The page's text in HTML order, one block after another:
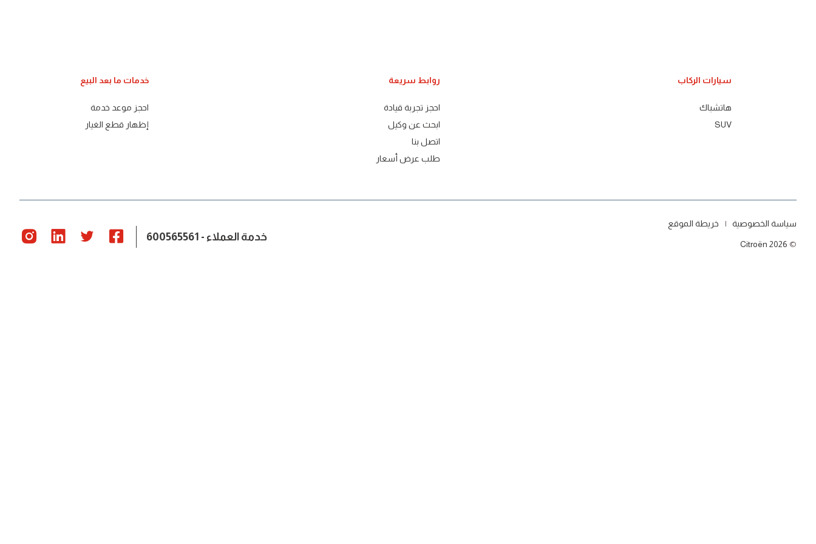
سيارات الركاب
هاتشباك
SUV
روابط سريعة
احجز تجربة قيادة
ابحث عن وكيل
اتصل بنا
طلب عرض أسعار
خدمات ما بعد البيع
احجز موعد خدمة
إظهار قطع الغيار
خدمة العملاء - 600565561
Citroën 2026
سياسة الخصوصية خريطة الموقع